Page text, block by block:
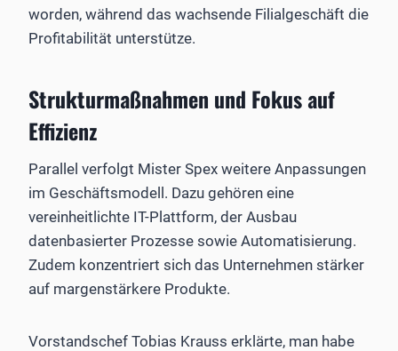
worden, während das wachsende Filialgeschäft die
Profitabilität unterstütze.
Strukturmaßnahmen und Fokus auf
Effizienz
Parallel verfolgt Mister Spex weitere Anpassungen
im Geschäftsmodell. Dazu gehören eine
vereinheitlichte IT-Plattform, der Ausbau
datenbasierter Prozesse sowie Automatisierung.
Zudem konzentriert sich das Unternehmen stärker
auf margenstärkere Produkte.
Vorstandschef Tobias Krauss erklärte, man habe